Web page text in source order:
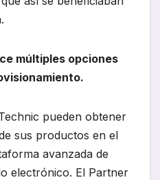
múltiples opciones
pueden obtener
sus productos en el
avanzada de
electrónico. El Partner